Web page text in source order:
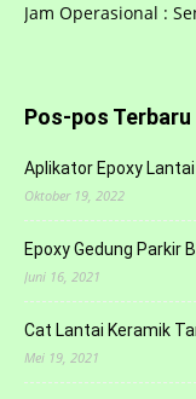
Jam Operasional :
Pos-pos Terbaru
Aplikator Epoxy
Oktober 19, 2022
Epoxy Gedung Parkir
Juni 16, 2021
Cat Lantai Keramik
Mei 19, 2021